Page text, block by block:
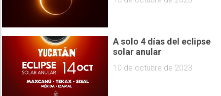
A solo 4 días del eclipse
solar anular
10 de octubre de 2023